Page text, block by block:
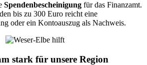
Spendenbescheinigung für das Finanzamt.
bis zu 300 Euro reicht eine
oder ein Kontoauszug als Nachweis.
stark für unsere Region